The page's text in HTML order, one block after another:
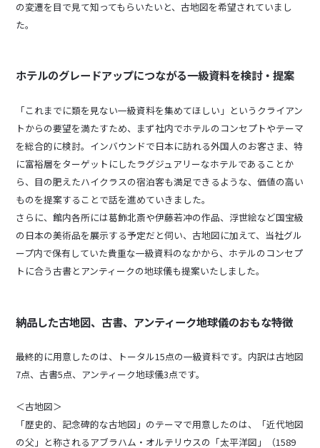
の変遷を目で見て知ってもらいたいと、古地図を希望されていまし
た。
ホテルのグレードアップにつながる一級資料を検討・提案
「これまでに類を見ない一級資料を集めてほしい」というクライアン
トからの要望を満たすため、まず社内でホテルのコンセプトやテーマ
を総合的に検討。インバウンドで日本に訪れる外国人のお客さま、特
に富裕層をターゲットにしたラグジュアリーなホテルであることか
ら、目の肥えたハイクラスの宿泊客も満足できるような、価値の高い
ものを提案することで話を進めていきました。
さらに、館内各所には葛飾北斎や伊藤若冲の作品、浮世絵など国宝級
の日本の美術品を展示する予定だと伺い、古地図に加えて、当社グル
ープ内で保有していた貴重な一級資料のなかから、ホテルのコンセプ
トに合う古書とアンティークの地球儀も提案いたしました。
納品した古地図、古書、アンティーク地球儀のおもな特徴
最終的に用意したのは、トータル15点の一級資料です。内訳は古地図
7点、古書5点、アンティーク地球儀3点です。
＜古地図＞
「歴史的、記念碑的な古地図」のテーマで用意したのは、「近代地図
の父」と称されるアブラハム・オルテリウスの「太平洋図」（1589